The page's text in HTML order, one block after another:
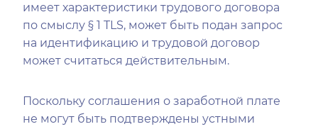
имеет характеристики трудового договора
по смыслу § 1 TLS, может быть подан запрос
на идентификацию и трудовой договор
может считаться действительным.
Поскольку соглашения о заработной плате
не могут быть подтверждены устными